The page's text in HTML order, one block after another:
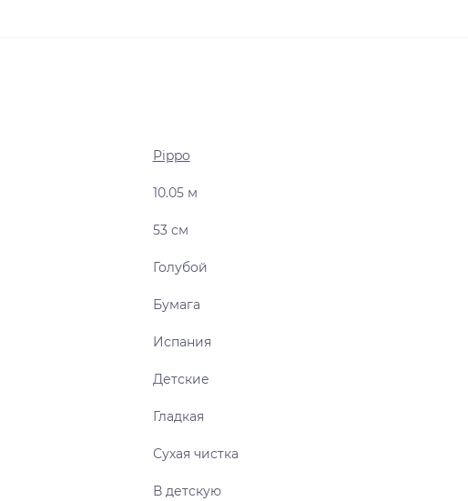
Pippo
10.05 м
53 см
Голубой
Бумага
Испания
Детские
Гладкая
Сухая чистка
В детскую